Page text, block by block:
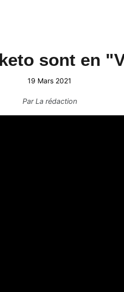
sont en
19 Mars 2021
ParLa rédaction